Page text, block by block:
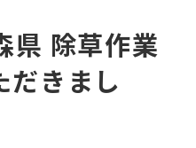
県 除草作業
きまし